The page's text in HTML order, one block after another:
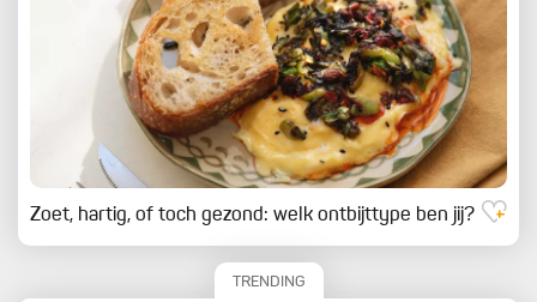
Zoet, hartig, of toch gezond: welk ontbijttype ben jij?
TRENDING